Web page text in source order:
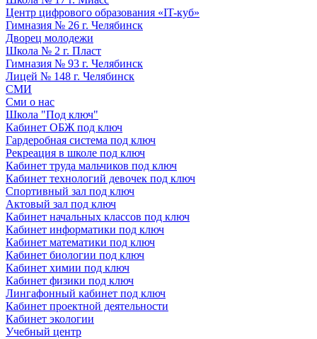
Центр цифрового образования «IT-куб»
Гимназия № 26 г. Челябинск
Дворец молодежи
Школа № 2 г. Пласт
Гимназия № 93 г. Челябинск
Лицей № 148 г. Челябинск
СМИ
Сми о нас
Школа "Под ключ"
Кабинет ОБЖ под ключ
Гардеробная система под ключ
Рекреация в школе под ключ
Кабинет труда мальчиков под ключ
Кабинет технологий девочек под ключ
Спортивный зал под ключ
Актовый зал под ключ
Кабинет начальных классов под ключ
Кабинет информатики под ключ
Кабинет математики под ключ
Кабинет биологии под ключ
Кабинет химии под ключ
Кабинет физики под ключ
Лингафонный кабинет под ключ
Кабинет проектной деятельности
Кабинет экологии
Учебный центр